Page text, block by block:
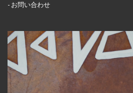
お問い合わせ